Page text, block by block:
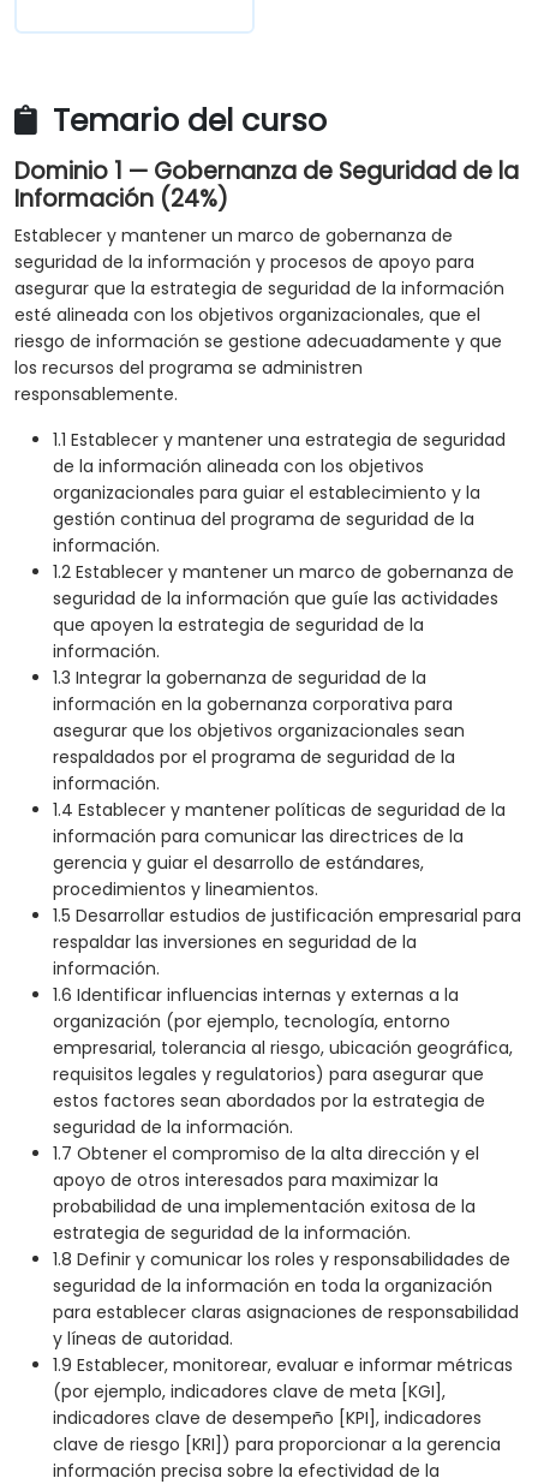
Temario del curso
Dominio 1 — Gobernanza de Seguridad de la
Información (24%)
Establecer y mantener un marco de gobernanza de
seguridad de la información y procesos de apoyo para
asegurar que la estrategia de seguridad de la información
esté alineada con los objetivos organizacionales, que el
riesgo de información se gestione adecuadamente y que
los recursos del programa se administren
responsablemente.
1.1 Establecer y mantener una estrategia de seguridad
de la información alineada con los objetivos
organizacionales para guiar el establecimiento y la
gestión continua del programa de seguridad de la
información.
1.2 Establecer y mantener un marco de gobernanza de
seguridad de la información que guíe las actividades
que apoyen la estrategia de seguridad de la
información.
1.3 Integrar la gobernanza de seguridad de la
información en la gobernanza corporativa para
asegurar que los objetivos organizacionales sean
respaldados por el programa de seguridad de la
información.
1.4 Establecer y mantener políticas de seguridad de la
información para comunicar las directrices de la
gerencia y guiar el desarrollo de estándares,
procedimientos y lineamientos.
1.5 Desarrollar estudios de justificación empresarial para
respaldar las inversiones en seguridad de la
información.
1.6 Identificar influencias internas y externas a la
organización (por ejemplo, tecnología, entorno
empresarial, tolerancia al riesgo, ubicación geográfica,
requisitos legales y regulatorios) para asegurar que
estos factores sean abordados por la estrategia de
seguridad de la información.
1.7 Obtener el compromiso de la alta dirección y el
apoyo de otros interesados para maximizar la
probabilidad de una implementación exitosa de la
estrategia de seguridad de la información.
1.8 Definir y comunicar los roles y responsabilidades de
seguridad de la información en toda la organización
para establecer claras asignaciones de responsabilidad
y líneas de autoridad.
1.9 Establecer, monitorear, evaluar e informar métricas
(por ejemplo, indicadores clave de meta [KGI],
indicadores clave de desempeño [KPI], indicadores
clave de riesgo [KRI]) para proporcionar a la gerencia
información precisa sobre la efectividad de la